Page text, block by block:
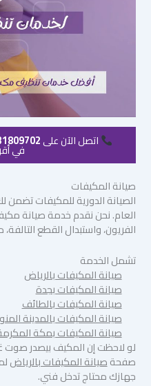
اتصل الآن على
في
صيانة المكيفات
الصيانة الدورية للمكيفات تضمن
العام. نحن نقدم خدمة صيانة
الفريون، واستبدال القطع
تشمل الخدمة
صيانة المكيفات بالرياض
صيانة المكيفات بجدة
صيانة المكيفات بالطائف
صيانة المكيفات بالمدينة
صيانة المكيفات بمكة
لو لاحظت إن المكيف بيصدر صوت
صفحةصيانة المكيفات بالرياض
جهازك محتاج تدخل فني.